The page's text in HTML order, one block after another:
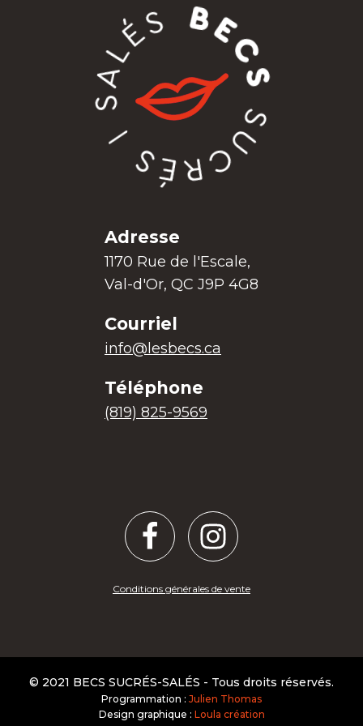
Adresse
1170 Rue de l'Escale,
Val-d'Or, QC J9P 4G8
Courriel
info@lesbecs.ca
Téléphone
(819) 825-9569
Conditions générales de vente
© 2021 BECS SUCRÉS-SALÉS - Tous droits réservés.
Programmation : Julien Thomas
Design graphique : Loula création